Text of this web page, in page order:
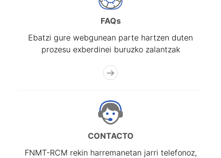
FAQs
Ebatzi gure webgunean parte hartzen duten
prozesu exberdinei buruzko zalantzak
CONTACTO
FNMT-RCM rekin harremanetan jarri telefonoz,